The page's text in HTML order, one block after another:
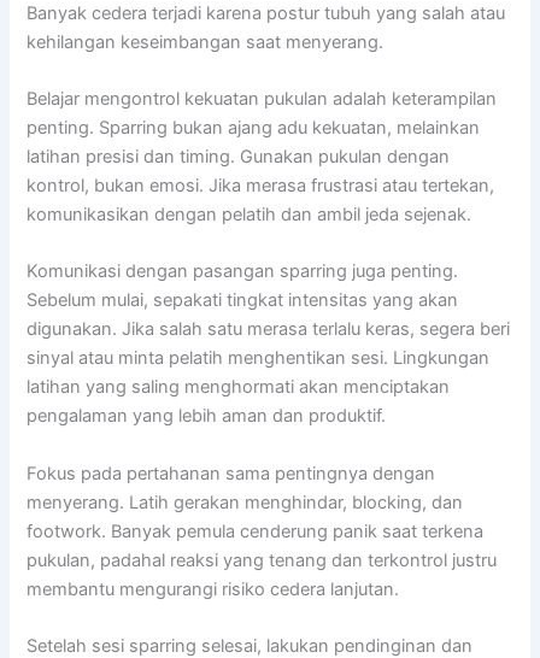
Banyak cedera terjadi karena postur tubuh yang salah atau
kehilangan keseimbangan saat menyerang.
Belajar mengontrol kekuatan pukulan adalah keterampilan
penting. Sparring bukan ajang adu kekuatan, melainkan
latihan presisi dan timing. Gunakan pukulan dengan
kontrol, bukan emosi. Jika merasa frustrasi atau tertekan,
komunikasikan dengan pelatih dan ambil jeda sejenak.
Komunikasi dengan pasangan sparring juga penting.
Sebelum mulai, sepakati tingkat intensitas yang akan
digunakan. Jika salah satu merasa terlalu keras, segera beri
sinyal atau minta pelatih menghentikan sesi. Lingkungan
latihan yang saling menghormati akan menciptakan
pengalaman yang lebih aman dan produktif.
Fokus pada pertahanan sama pentingnya dengan
menyerang. Latih gerakan menghindar, blocking, dan
footwork. Banyak pemula cenderung panik saat terkena
pukulan, padahal reaksi yang tenang dan terkontrol justru
membantu mengurangi risiko cedera lanjutan.
Setelah sesi sparring selesai, lakukan pendinginan dan